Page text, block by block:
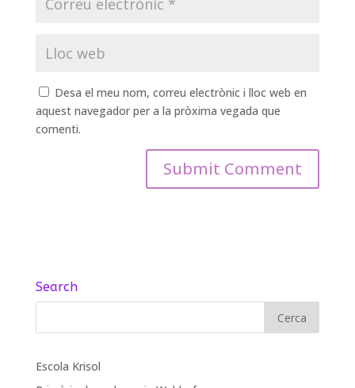
Desa el meu nom, correu electrònic i lloc web en
aquest navegador per a la pròxima vegada que
comenti.
Search
Escola Krisol